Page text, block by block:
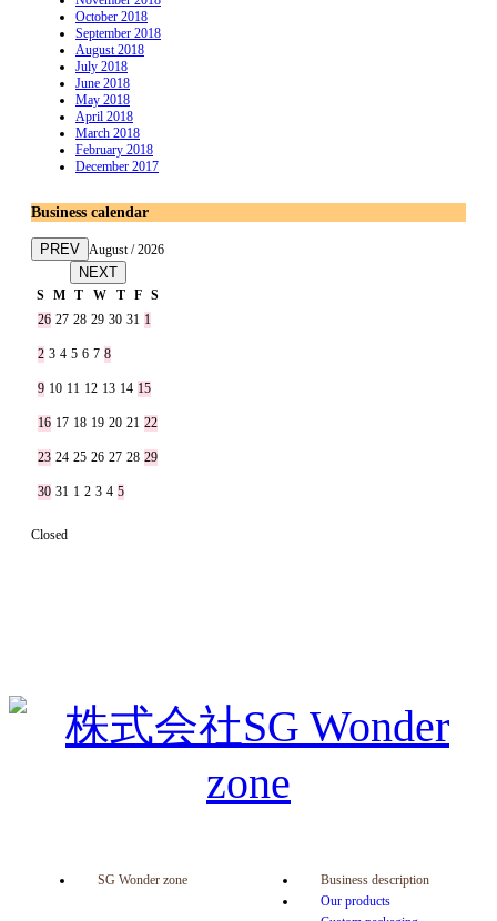
October 2018
September 2018
August 2018
July 2018
June 2018
May 2018
April 2018
March 2018
February 2018
December 2017
Business calendar
PREV August / 2026
NEXT
S M T W T F S
26 27 28 29 30 31 1
2 3 4 5 6 7 8
9 10 11 12 13 14 15
16 17 18 19 20 21 22
23 24 25 26 27 28 29
30 31 1 2 3 4 5
Closed
SG Wonder zone
Business description
Our products